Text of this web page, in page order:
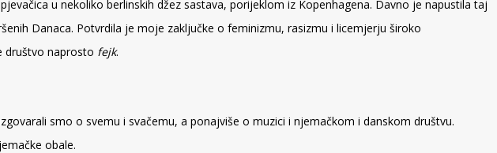
u nekoliko berlinskih džez sastava, porijeklom iz Kopenhagena. Davno je napustila taj
Danaca. Potvrdila je moje zaključke o feminizmu, rasizmu i licemjerju široko
društvo naprosto fejk.
smo o svemu i svačemu, a ponajviše o muzici i njemačkom i danskom društvu.
obale.